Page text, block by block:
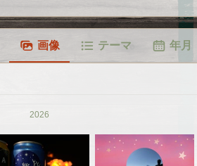
画像 テーマ 年月
2026